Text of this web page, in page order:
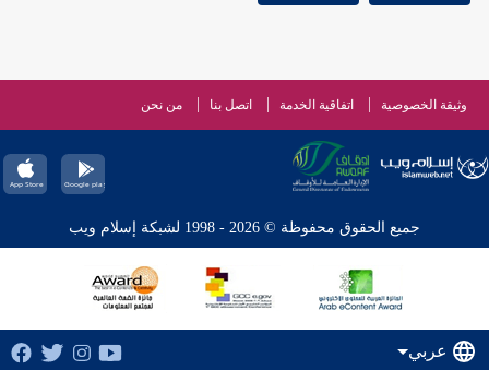
وثيقة الخصوصية اتفاقية الخدمة اتصل بنا من نحن
جميع الحقوق محفوظة © 2026 - 1998 لشبكة إسلام ويب
عربي